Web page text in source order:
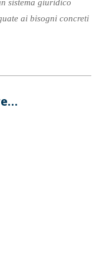
sistema giuridico
ai bisogni concreti